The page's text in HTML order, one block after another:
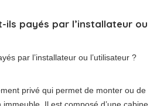
ils payés par l’installateur ou
par l’installateur ou l’utilisateur ?
privé qui permet de monter ou de